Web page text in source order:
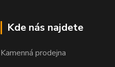
Kde nás najdete
Kamenná prodejna